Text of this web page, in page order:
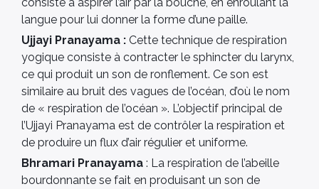
langue pour lui donner la forme d’une paille.
Ujjayi Pranayama : Cette technique de respiration
yogique consiste à contracter le sphincter du larynx,
ce qui produit un son de ronflement. Ce son est
similaire au bruit des vagues de l’océan, d’où le nom
de « respiration de l’océan ». L’objectif principal de
l’Ujjayi Pranayama est de contrôler la respiration et
de produire un flux d’air régulier et uniforme.
Bhramari Pranayama : La respiration de l’abeille
bourdonnante se fait en produisant un son de